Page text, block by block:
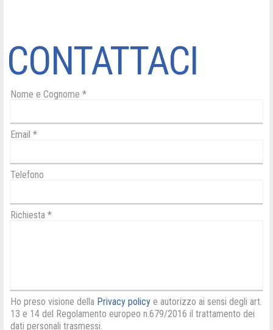
CONTATTACI
Nome e Cognome *
Email *
Telefono
Richiesta *
Ho preso visione della Privacy policy e autorizzo ai sensi degli art.
13 e 14 del Regolamento europeo n.679/2016 il trattamento dei
dati personali trasmessi.